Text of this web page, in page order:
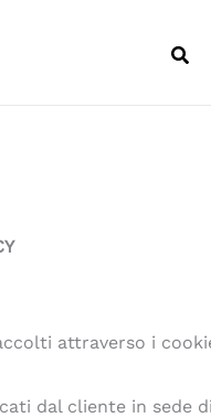
attraverso i
dal cliente in sede